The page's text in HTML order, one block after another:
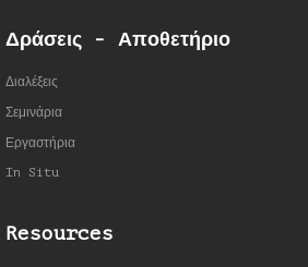
Δράσεις - Αποθετήριο
Διαλέξεις
Σεμινάρια
Εργαστήρια
In Situ
Resources